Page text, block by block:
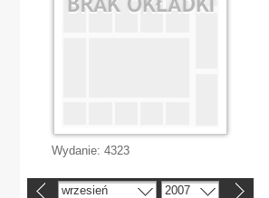
Wydanie: 4323
wrzesień 2007